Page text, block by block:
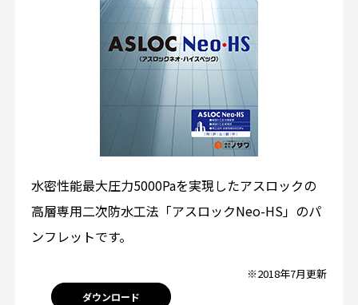
水密性能最大圧力5000Paを実現したアスロックの
高層専用二次防水工法「アスロックNeo-HS」のパ
ンフレットです。
※2018年7月更新
ダウンロード